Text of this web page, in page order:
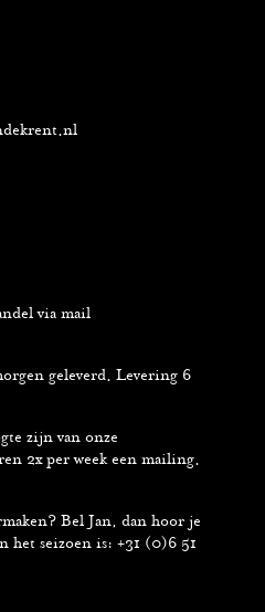
via mail
geleverd. Levering 6
zijn van onze
2x per week een mailing.
Bel Jan, dan hoor je
het seizoen is: +31 (0)6 51